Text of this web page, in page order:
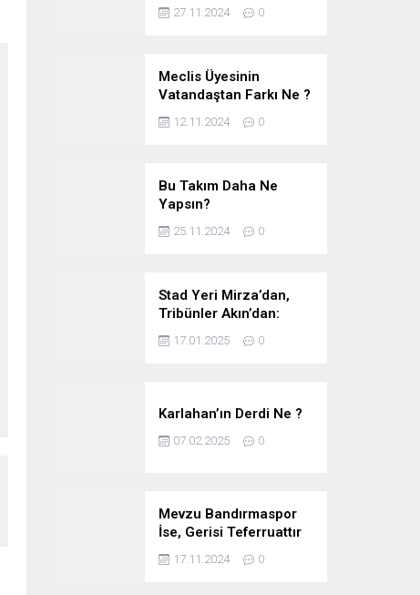
Modeli’nde Kadro /
Taşeron İşçilik Ayrımı
27.11.2024 0
Meclis Üyesinin
Vatandaştan Farkı Ne ?
12.11.2024 0
Bu Takım Daha Ne
Yapsın?
25.11.2024 0
Stad Yeri Mirza’dan,
Tribünler Akın’dan:
Geriye Bakanlık Kaldı.
17.01.2025 0
Karlahan’ın Derdi Ne ?
07.02.2025 0
Mevzu Bandırmaspor
İse, Gerisi Teferruattır
17.11.2024 0